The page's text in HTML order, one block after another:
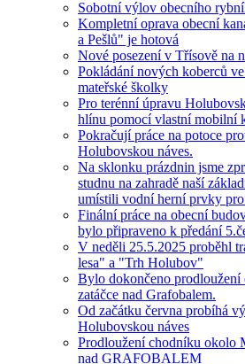
Sobotní výlov obecního
Kompletní oprava obecní
a Pešlů" je hotová
Nové posezení v Třísově na
Pokládání nových koberců
mateřské školky
Pro terénní úpravu
hlínu pomocí vlastní mobilní
Pokračují práce na potoce
Holubovskou náves.
Na sklonku prázdnin jsme
studnu na zahradě naší
umístili vodní herní prvky
Finální práce na obecní
bylo připraveno k předání
V neděli 25.5.2025 proběhl
lesa" a "Trh Holubov"
Bylo dokončeno
zatáčce nad Grafobalem.
Od začátku června probíhá
Holubovskou náves
Prodloužení chodníku okolo
nad GRAFOBALEM